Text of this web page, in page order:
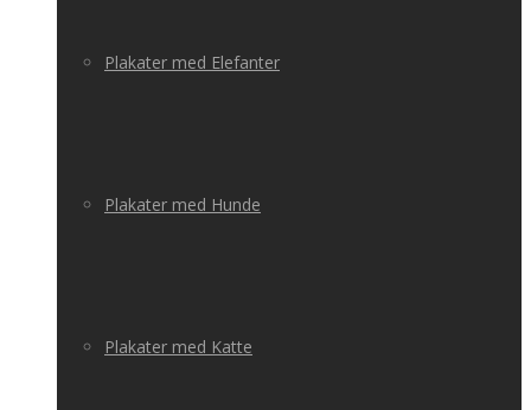
Plakater med Elefanter
Plakater med Hunde
Plakater med Katte